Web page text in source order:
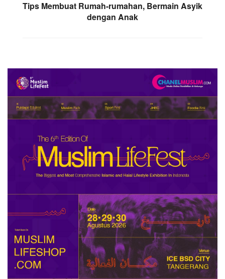
Tips Membuat Rumah-rumahan, Bermain Asyik
dengan Anak